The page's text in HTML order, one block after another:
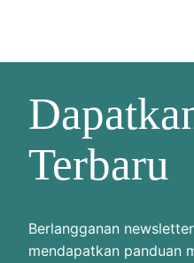
Terbaru
Berlangganan
mendapatkan panduan